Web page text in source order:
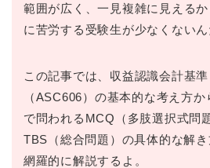
範囲が広く、一見複雑に見える
に苦労する受験生が少なくないん
この記事では、収益認識会計基準
（ASC606）の基本的な考え方か
で問われるMCQ（多肢選択式問
TBS（総合問題）の具体的な解
網羅的に解説するよ。